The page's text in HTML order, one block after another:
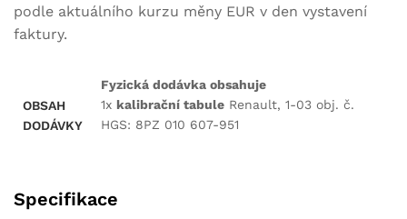
podle aktuálního kurzu měny EUR v den vystavení
faktury.
OBSAH
DODÁVKY
Fyzická dodávka obsahuje
1x kalibrační tabule Renault, 1-03 obj. č.
HGS: 8PZ 010 607-951
Specifikace